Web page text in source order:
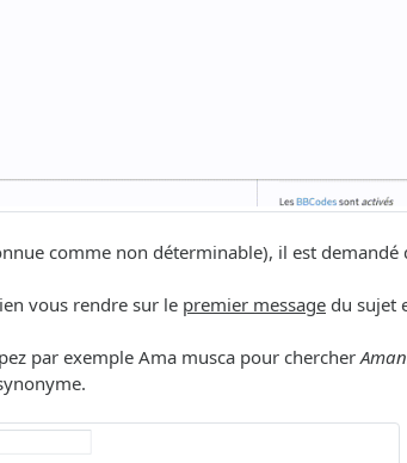
comme non déterminable), il est demandé
vous rendre sur le premier message du sujet
par exemple Ama musca pour chercher